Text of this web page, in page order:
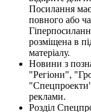
Посилання має
повного або
розміщена в
матеріалу.
Новини з
"Регіони",
реклами.
Розділ